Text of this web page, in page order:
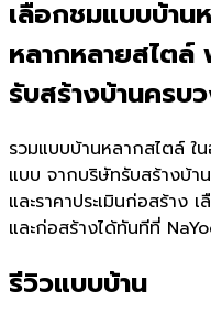
เลือกชมแบบบ้าน
หลากหลายสไตล์
รับสร้างบ้านครบ
รวมแบบบ้านหลากสไตล์ ใ
แบบ จากบริษัทรับสร้างบ้
และราคาประเมินก่อสร้าง
และก่อสร้างได้ทันทีที่
รีวิวแบบบ้าน